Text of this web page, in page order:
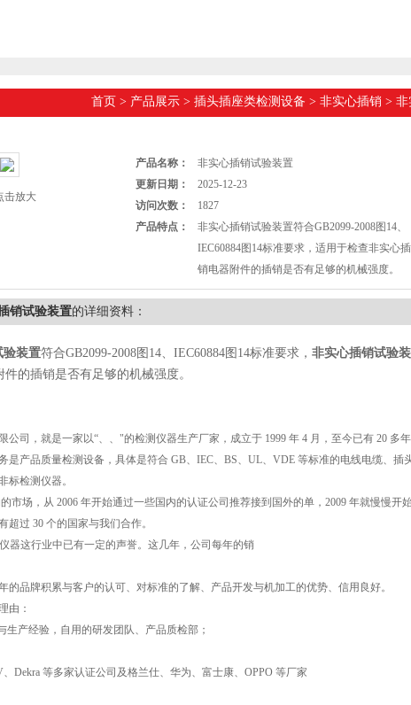
首页 > 产品展示> 插头插座类检测设备 > 非实心插销 > 非
击放大
产品名称：
非实心插销试验装置
更新日期：
2025-12-23
访问次数：
1827
产品特点：
非实心插销试验装置符合GB2099-2008图14、
IEC60884图14标准要求，适用于检查非实心插
销电器附件的插销是否有足够的机械强度。
销试验装置的详细资料：
验装置符合GB2099-2008图14、IEC60884图14标准要求，非实心插销试验
件的插销是否有足够的机械强度。
司，就是一家以“、、"的检测仪器生产厂家，成立于 1999 年 4 月，至今已有 20 多
是产品质量检测设备，具体是符合 GB、IEC、BS、UL、VDE 等标准的电线电缆、插
标检测仪器。
场，从 2006 年开始通过一些国内的认证公司推荐接到国外的单，2009 年就慢慢开
超过 30 个的国家与我们合作。
器这行业中已有一定的声誉。这几年，公司每年的销
品牌积累与客户的认可、对标准的了解、产品开发与机加工的优势、信用良好。
由：
生产经验，自用的研发团队、产品质检部；
Dekra 等多家认证公司及格兰仕、华为、富士康、OPPO 等厂家